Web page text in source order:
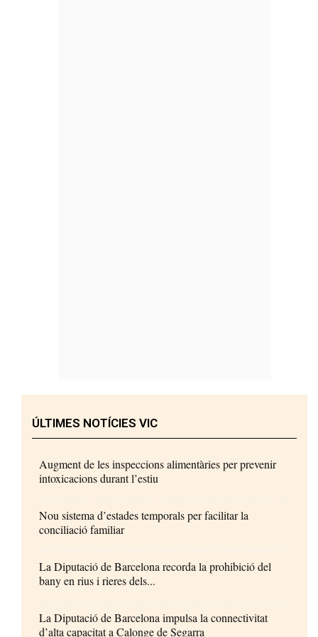
ÚLTIMES NOTÍCIES VIC
Augment de les inspeccions alimentàries per prevenir
intoxicacions durant l’estiu
Nou sistema d’estades temporals per facilitar la
conciliació familiar
La Diputació de Barcelona recorda la prohibició del
bany en rius i rieres dels...
La Diputació de Barcelona impulsa la connectivitat
d’alta capacitat a Calonge de Segarra